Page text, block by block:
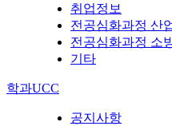
취업정보
전공심화과정 산
전공심화과정 소
기타
학과UCC
공지사항